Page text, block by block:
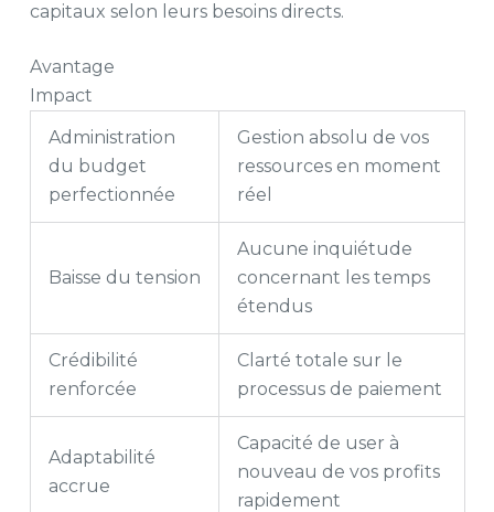
capitaux selon leurs besoins directs.
Avantage
Impact
Administration
du budget
perfectionnée
Gestion absolu de vos
ressources en moment
réel
Baisse du tension
Aucune inquiétude
concernant les temps
étendus
Crédibilité
renforcée
Clarté totale sur le
processus de paiement
Adaptabilité
accrue
Capacité de user à
nouveau de vos profits
rapidement